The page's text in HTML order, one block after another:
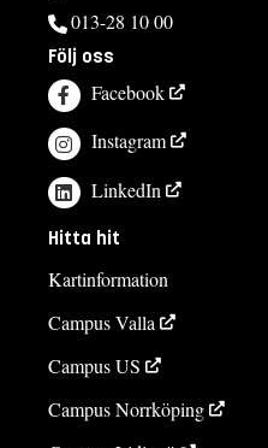
013-28 10 00
Följ oss
Facebook
Instagram
LinkedIn
Hitta hit
Kartinformation
Campus Valla
Campus US
Campus Norrköping